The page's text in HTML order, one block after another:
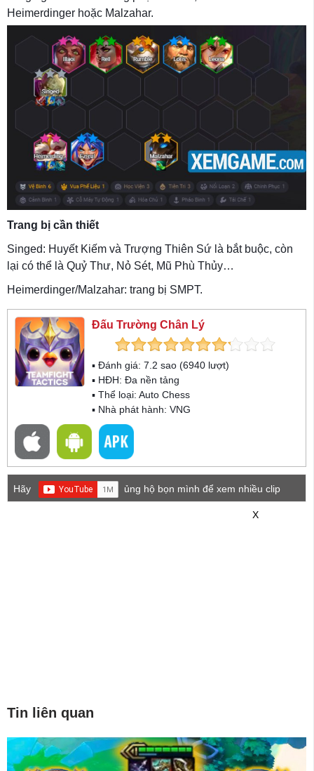
Heimerdinger hoặc Malzahar.
Trang bị cần thiết
Singed: Huyết Kiếm và Trượng Thiên Sứ là bắt buộc, còn
lại có thể là Quỷ Thư, Nỏ Sét, Mũ Phù Thủy…
Heimerdinger/Malzahar: trang bị SMPT.
Đấu Trường Chân Lý
▪ Đánh giá: 7.2 sao (6940 lượt)
▪ HĐH: Đa nền tảng
▪ Thể loại: Auto Chess
▪ Nhà phát hành: VNG
Hãy
ủng hộ bọn mình để xem nhiều clip
X
Tin liên quan